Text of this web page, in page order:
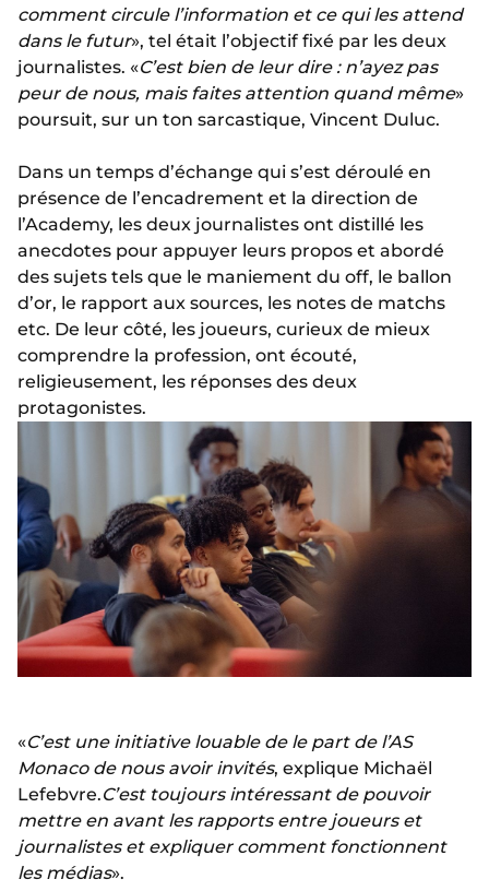
comment circule l’information et ce qui les attend
dans le futur», tel était l’objectif fixé par les deux
journalistes. «C’est bien de leur dire : n’ayez pas
peur de nous, mais faites attention quand même»
poursuit, sur un ton sarcastique, Vincent Duluc.
Dans un temps d’échange qui s’est déroulé en
présence de l’encadrement et la direction de
l’Academy, les deux journalistes ont distillé les
anecdotes pour appuyer leurs propos et abordé
des sujets tels que le maniement du off, le ballon
d’or, le rapport aux sources, les notes de matchs
etc. De leur côté, les joueurs, curieux de mieux
comprendre la profession, ont écouté,
religieusement, les réponses des deux
protagonistes.
«C’est une initiative louable de le part de l’AS
Monaco de nous avoir invités, explique Michaël
Lefebvre.C’est toujours intéressant de pouvoir
mettre en avant les rapports entre joueurs et
journalistes et expliquer comment fonctionnent
les médias».